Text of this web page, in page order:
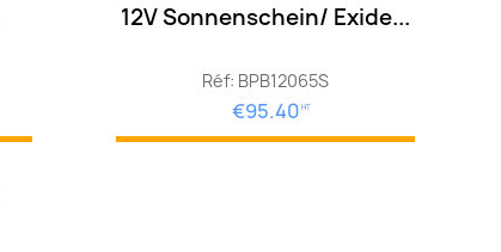
12V Sonnenschein/ Exide...
Réf: BPB12065S
€95.40 HT